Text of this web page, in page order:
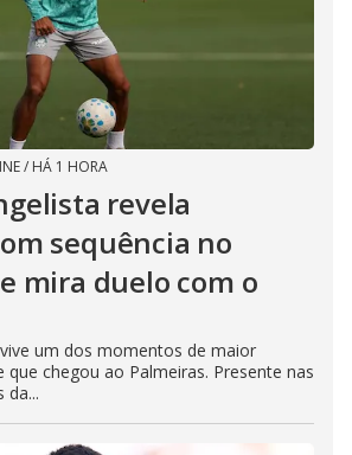
/ HÁ 1 HORA
revela
sequência no
mira duelo com o
um dos momentos de maior
que chegou ao Palmeiras. Presente nas
da...